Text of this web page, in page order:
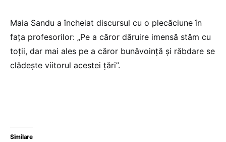
Maia Sandu a încheiat discursul cu o plecăciune în
fața profesorilor: „Pe a căror dăruire imensă stăm cu
toții, dar mai ales pe a căror bunăvoință și răbdare se
clădește viitorul acestei țări”.
Similare